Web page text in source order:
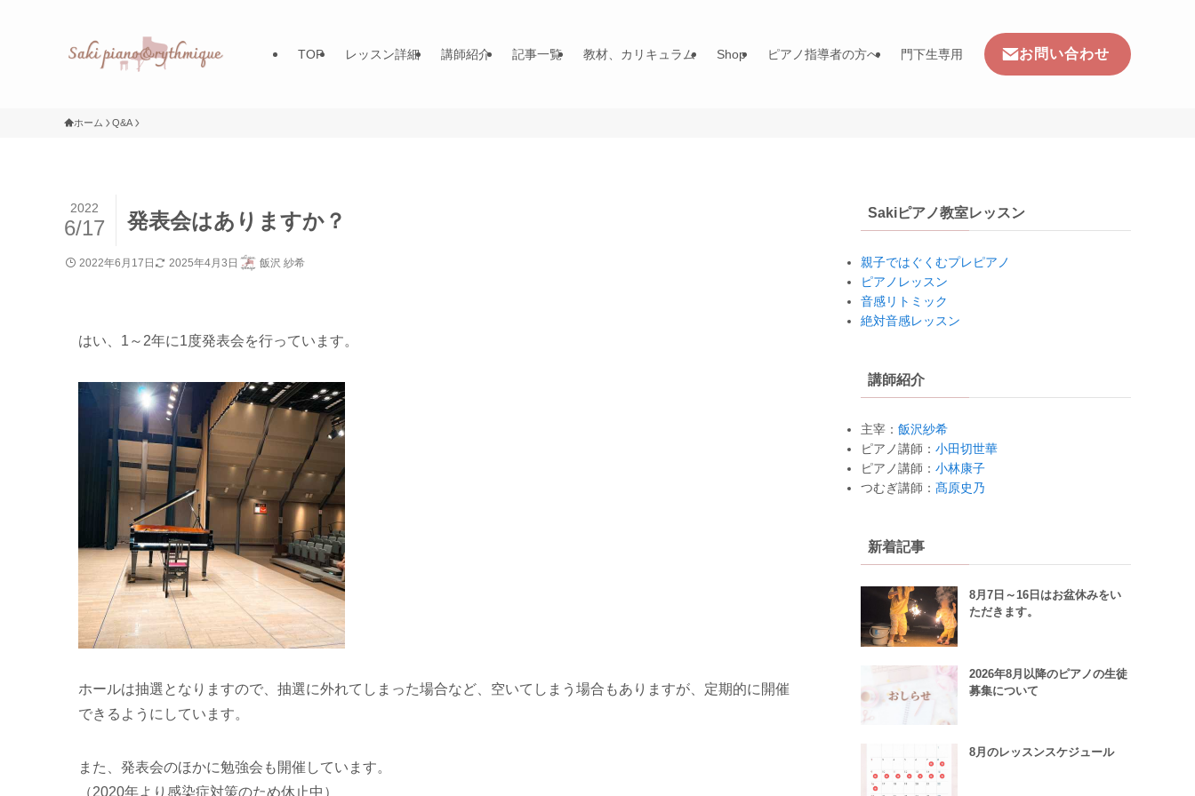
TOP レッスン詳細 講師紹介 記事一覧 教材、カリキュラム Shop ピアノ指導者の方へ 門下生専用 お問い合わせ
ホーム Q&A
発表会はありますか？
2022
6/17
2022年6月17日 2025年4月3日 飯沢 紗希
はい、1～2年に1度発表会を行っています。
ホールは抽選となりますので、抽選に外れてしまった場合など、空いてしまう場合もありますが、定期的に開催
できるようにしています。
また、発表会のほかに勉強会も開催しています。
（2020年より感染症対策のため休止中）
Sakiピアノ教室レッスン
親子ではぐくむプレピアノ
ピアノレッスン
音感リトミック
絶対音感レッスン
講師紹介
主宰： 飯沢紗希
ピアノ講師： 小田切世華
ピアノ講師： 小林康子
つむぎ講師： 髙原史乃
新着記事
8月7日～16日はお盆休みをい
ただきます。
2026年8月以降のピアノの生徒
募集について
8月のレッスンスケジュール